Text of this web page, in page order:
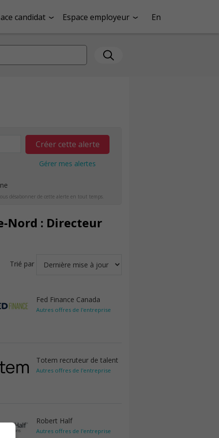
candidat Espace employeur En
Créer cette alerte
Gérer mes alertes
désabonner de cette alerte en tout temps.
Nord : Directeur
Trié par
Fed Finance Canada
Autres offres de l'entreprise
Totem recruteur de talent
Autres offres de l'entreprise
Robert Half
Autres offres de l'entreprise